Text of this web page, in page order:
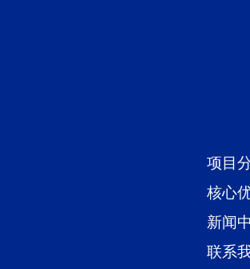
项目
核心
新闻
联系